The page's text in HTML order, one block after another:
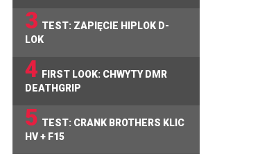
3 TEST: ZAPIĘCIE HIPLOK D-
LOK
4 FIRST LOOK: CHWYTY DMR
DEATHGRIP
5 TEST: CRANK BROTHERS KLIC
HV + F15